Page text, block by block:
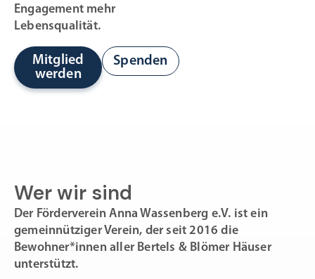
Engagement mehr
Lebensqualität.
Mitglied
werden
Spenden
Der Förderverein Anna Wassenberg e.V. ist ein
gemeinnütziger Verein, der seit 2016 die
Bewohner*innen aller Bertels & Blömer Häuser
unterstützt.
Wer wir sind